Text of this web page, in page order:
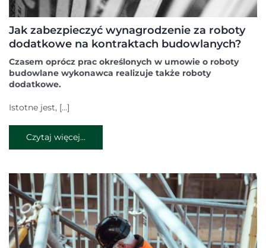
Jak zabezpieczyć wynagrodzenie za roboty
dodatkowe na kontraktach budowlanych?
Czasem oprócz prac określonych w umowie o roboty
budowlane wykonawca realizuje także roboty
dodatkowe.
Istotne jest, […]
Czytaj więcej...